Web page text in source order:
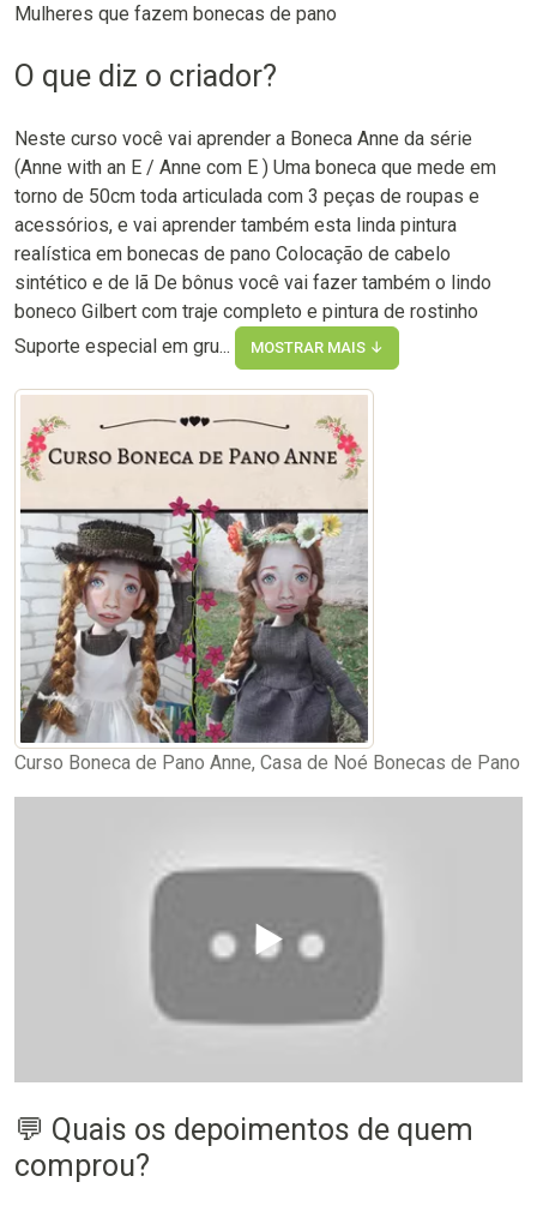
Mulheres que fazem bonecas de pano
O que diz o criador?
Neste curso você vai aprender a Boneca Anne da série
(Anne with an E / Anne com E ) Uma boneca que mede em
torno de 50cm toda articulada com 3 peças de roupas e
acessórios, e vai aprender também esta linda pintura
realística em bonecas de pano Colocação de cabelo
sintético e de lã De bônus você vai fazer também o lindo
boneco Gilbert com traje completo e pintura de rostinho
Suporte especial em gru...
MOSTRAR MAIS ↓
Curso Boneca de Pano Anne, Casa de Noé Bonecas de Pano
▶️
💬 Quais os depoimentos de quem
comprou?